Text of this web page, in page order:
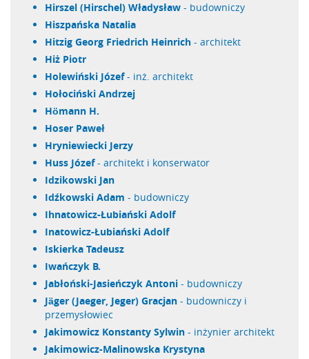
Hirszel (Hirschel) Władysław - budowniczy
Hiszpańska Natalia
Hitzig Georg Friedrich Heinrich - architekt
Hiż Piotr
Holewiński Józef- inż. architekt
Hołociński Andrzej
Hömann H.
Hoser Paweł
Hryniewiecki Jerzy
Huss Józef- architekt i konserwator
Idzikowski Jan
Idźkowski Adam - budowniczy
Ihnatowicz-Łubiański Adolf
Inatowicz-Łubiański Adolf
Iskierka Tadeusz
Iwańczyk B.
Jabłoński-Jasieńczyk Antoni - budowniczy
Jäger (Jaeger, Jeger) Gracjan - budowniczy i
przemysłowiec
Jakimowicz Konstanty Sylwin - inżynier architekt
Jakimowicz-Malinowska Krystyna